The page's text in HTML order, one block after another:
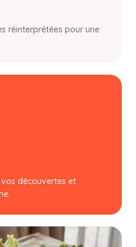
réinterprétées pour une
découvertes et